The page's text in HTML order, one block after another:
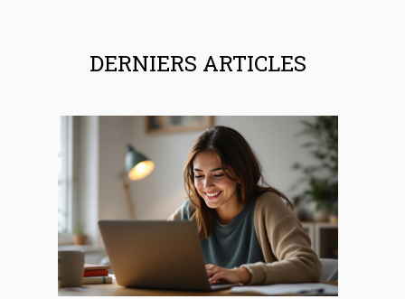
DERNIERS ARTICLES